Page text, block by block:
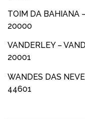
TOIM DA BAHIANA
20000
VANDERLEY –
20001
WANDES DAS
44601